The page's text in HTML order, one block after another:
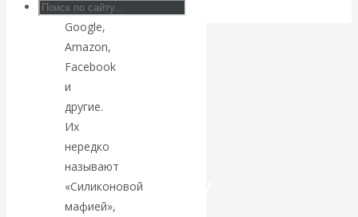
Искусственный
интеллект —
революционный
переход к
посткапитализму
Apple,
Google,
Amazon,
Facebook
и
другие.
Их
нередко
называют
«Силиконовой
мафией»,